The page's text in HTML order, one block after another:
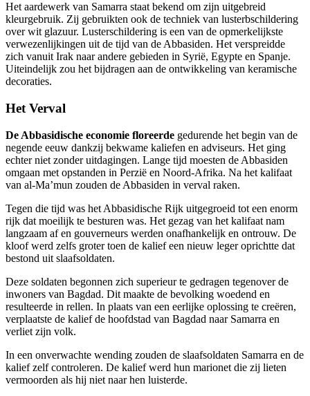
Het aardewerk van Samarra staat bekend om zijn uitgebreid
kleurgebruik. Zij gebruikten ook de techniek van lusterbschildering
over wit glazuur. Lusterschildering is een van de opmerkelijkste
verwezenlijkingen uit de tijd van de Abbasiden. Het verspreidde
zich vanuit Irak naar andere gebieden in Syrië, Egypte en Spanje.
Uiteindelijk zou het bijdragen aan de ontwikkeling van keramische
decoraties.
Het Verval
De Abbasidische economie floreerde gedurende het begin van de
negende eeuw dankzij bekwame kaliefen en adviseurs. Het ging
echter niet zonder uitdagingen. Lange tijd moesten de Abbasiden
omgaan met opstanden in Perzië en Noord-Afrika. Na het kalifaat
van al-Ma’mun zouden de Abbasiden in verval raken.
Tegen die tijd was het Abbasidische Rijk uitgegroeid tot een enorm
rijk dat moeilijk te besturen was. Het gezag van het kalifaat nam
langzaam af en gouverneurs werden onafhankelijk en ontrouw. De
kloof werd zelfs groter toen de kalief een nieuw leger oprichtte dat
bestond uit slaafsoldaten.
Deze soldaten begonnen zich superieur te gedragen tegenover de
inwoners van Bagdad. Dit maakte de bevolking woedend en
resulteerde in rellen. In plaats van een eerlijke oplossing te creëren,
verplaatste de kalief de hoofdstad van Bagdad naar Samarra en
verliet zijn volk.
In een onverwachte wending zouden de slaafsoldaten Samarra en de
kalief zelf controleren. De kalief werd hun marionet die zij lieten
vermoorden als hij niet naar hen luisterde.